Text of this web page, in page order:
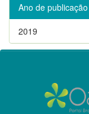
Ano de publicação
2019